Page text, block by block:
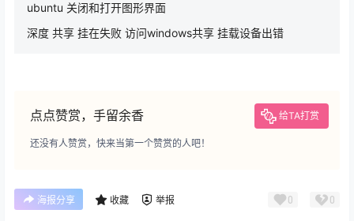
ubuntu 关闭和打开图形界面
深度 共享 挂在失败 访问windows共享 挂载设备出错
点点赞赏，手留余香 给TA打赏
还没有人赞赏，快来当第一个赞赏的人吧！
海报分享 收藏 举报 0 0